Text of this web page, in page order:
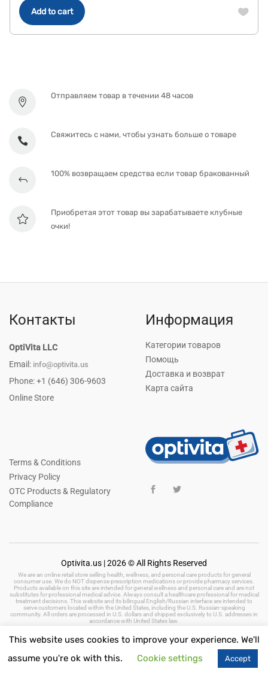
Add to cart
Отправляем товар в течении 48 часов
Свяжитесь с нами, чтобы узнать больше о товаре
100% возвращаем средства если товар бракованный
Приобретая этот товар вы зарабатываете клубные
очки!
Контакты
OptiVita LLC
Email: info@optivita.us
Phone: +1 (646) 306-9603
Online Store
Информация
Категории товаров
Помощь
Доставка и возврат
Карта сайта
Terms & Conditions
Privacy Policy
OTC Products & Regulatory
Compliance
Optivita.us | 2026 © All Rights Reserved
We are an online retail store selling health, wellness, and personal care products for general
consumer use. We do NOT dispense prescription medications or provide pharmacy services.
Products available on this site are intended for general wellness and personal care and are not
substitutes for professional medical advice. Always consult a healthcare professional for medical
treatment decisions. This website and its bilingual English/Russian interface are intended to
serve customers located within the United States, including the U.S. Russian-speaking
community. All orders are processed in U.S. dollars and shipped exclusively to U.S. addresses in
accordance with United States law.
This website uses cookies to improve your experience. We'll
assume you're ok with this.
Cookie settings Accept